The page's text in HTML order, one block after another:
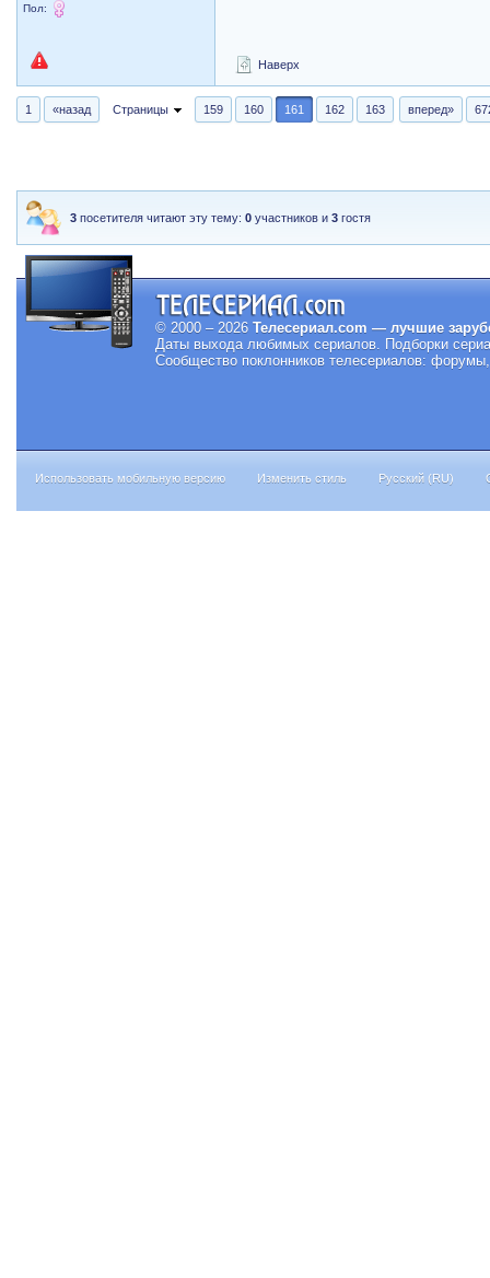
Пол:
Наверх
1 «назад Страницы 159 160 161 162 163 вперед»
3 посетителя читают эту тему:0 участников и3 гостя
© 2000 – 2026 Телесериал.com — лучшие
Даты выхода любимых сериалов. Подборки
Сообщество поклонников телесериалов:
Использовать мобильную версию Изменить стиль Русский (RU)